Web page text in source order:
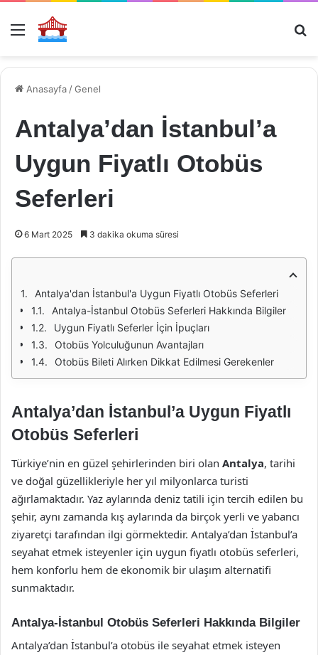
Menü
Anasayfa /Genel
Antalya’dan İstanbul’a
Uygun Fiyatlı Otobüs
Seferleri
6 Mart 2025 3 dakika okuma süresi
Antalya'dan İstanbul'a Uygun Fiyatlı Otobüs Seferleri
Antalya-İstanbul Otobüs Seferleri Hakkında Bilgiler
Uygun Fiyatlı Seferler İçin İpuçları
Otobüs Yolculuğunun Avantajları
Otobüs Bileti Alırken Dikkat Edilmesi Gerekenler
Antalya’dan İstanbul’a Uygun Fiyatlı
Otobüs Seferleri
Türkiye’nin en güzel şehirlerinden biri olan Antalya, tarihi
ve doğal güzellikleriyle her yıl milyonlarca turisti
ağırlamaktadır. Yaz aylarında deniz tatili için tercih edilen bu
şehir, aynı zamanda kış aylarında da birçok yerli ve yabancı
ziyaretçi tarafından ilgi görmektedir. Antalya’dan İstanbul’a
seyahat etmek isteyenler için uygun fiyatlı otobüs seferleri,
hem konforlu hem de ekonomik bir ulaşım alternatifi
sunmaktadır.
Antalya-İstanbul Otobüs Seferleri Hakkında Bilgiler
Antalya’dan İstanbul’a otobüs ile seyahat etmek isteyen